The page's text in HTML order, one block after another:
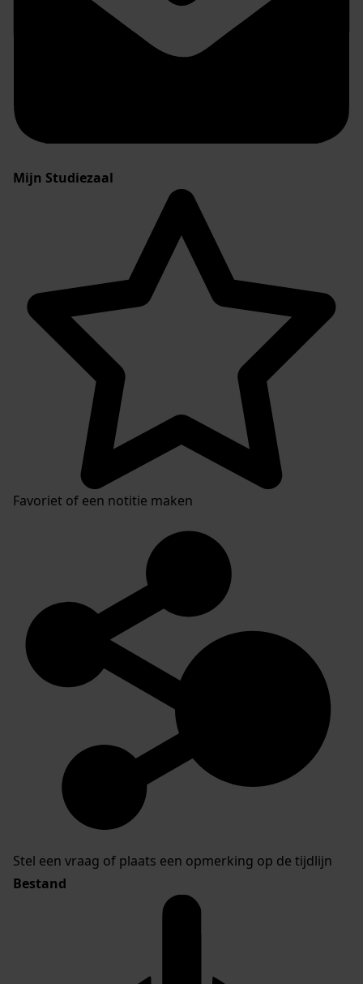
Mijn Studiezaal
Favoriet of een notitie maken
Stel een vraag of plaats een opmerking op de tijdlijn
Bestand